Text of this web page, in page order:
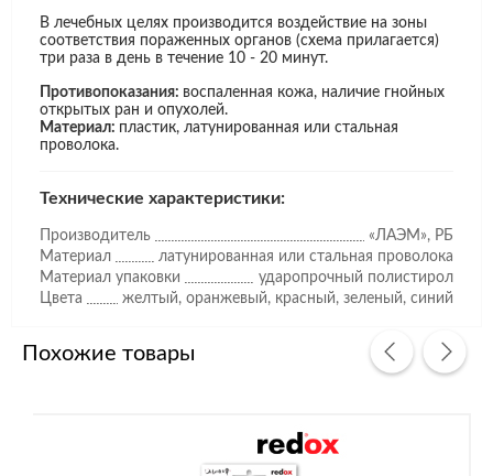
В лечебных целях производится воздействие на зоны
соответствия пораженных органов (схема прилагается)
три раза в день в течение 10 - 20 минут.
Противопоказания: воспаленная кожа, наличие гнойных
открытых ран и опухолей.
Материал: пластик, латунированная или стальная
проволока.
Технические характеристики:
Производитель
«ЛАЭМ», РБ
Материал
латунированная или стальная проволока
Материал упаковки
ударопрочный полистирол
Цвета
желтый, оранжевый, красный, зеленый, синий
Похожие товары